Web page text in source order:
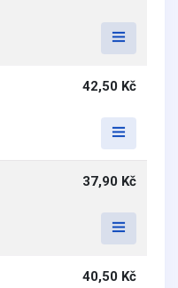
42,50 Kč
37,90 Kč
40,50 Kč